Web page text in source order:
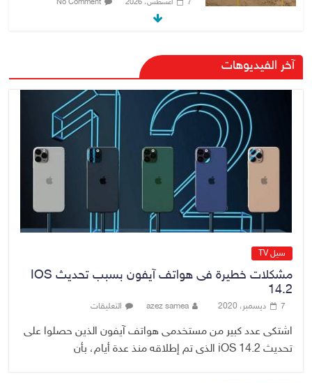
7 أغسطس، 2026 No Comment
القضاء الأعلى: القبض على عدد من
موظفي بلدية الناصرية ومعقبين
ضبطت بحوزتهم مستندات وأختام
مزورة
7 أغسطس، 2026 No Comment
محكمة أمريكية تلزم “ميتا” بدفع
567 مليون دولار
7 أغسطس، 2026 No Comment
آخر الفيديوهات
سيل TV
مشكلات خطيرة فى هواتف آيفون بسبب تحديث IOS
14.2
7 ديسمبر، 2020 azez samea التعليقات
اشتكى عدد كبير من مستخدمى هواتف آيفون الذين حصلوا على
تحديث iOS 14.2 الذى تم إطلاقه منذ عدة أيام، بأن